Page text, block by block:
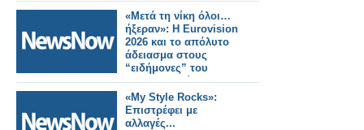
«Μετά τη νίκη όλοι…
ήξεραν»: Η Eurovision
2026 και το απόλυτο
άδειασμα στους
“ειδήμονες” του
διαγωνισμού
«My Style Rocks»:
Επιστρέφει με
αλλαγές...